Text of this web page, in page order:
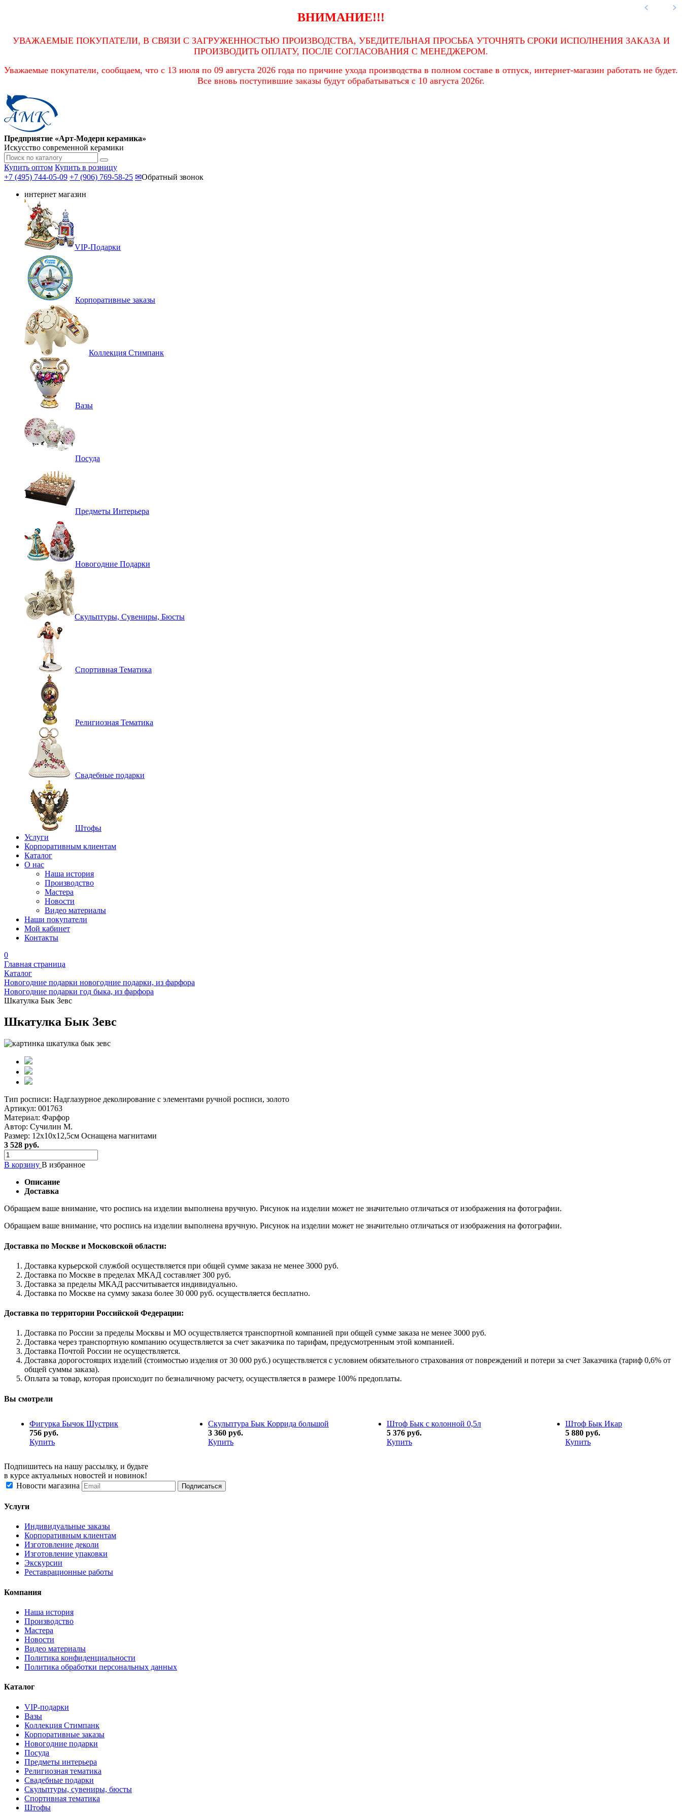
ВНИМАНИЕ!!!
УВАЖАЕМЫЕ ПОКУПАТЕЛИ, В СВЯЗИ С ЗАГРУЖЕННОСТЬЮ ПРОИЗВОДСТВА, УБЕДИТЕЛЬНАЯ ПРОСЬБА УТОЧНЯТЬ СРОКИ ИСПОЛНЕНИЯ ЗАКАЗА И
ПРОИЗВОДИТЬ ОПЛАТУ, ПОСЛЕ СОГЛАСОВАНИЯ С МЕНЕДЖЕРОМ.
Уважаемые покупатели, сообщаем, что с 13 июля по 09 августа 2026 года по причине ухода производства в полном составе в отпуск, интернет-магазин работать не будет.
Все вновь поступившие заказы будут обрабатываться с 10 августа 2026г.
Предприятие «Арт-Модерн керамика»
Искусство современной керамики
Купить оптом Купить в розницу
+7 (495) 744-05-09 +7 (906) 769-58-25 ✉Обратный звонок
интернет магазин
VIP-Подарки
Корпоративные заказы
Коллекция Стимпанк
Вазы
Посуда
Предметы Интерьера
Новогодние Подарки
Скульптуры, Сувениры, Бюсты
Спортивная Тематика
Религиозная Тематика
Свадебные подарки
Штофы
Услуги
Корпоративным клиентам
Каталог
О нас
Наша история
Производство
Мастера
Новости
Видео материалы
Наши покупатели
Мой кабинет
Контакты
0
Главная страница
Каталог
Новогодние подарки новогодние подарки, из фарфора
Новогодние подарки год быка, из фарфора
Шкатулка Бык Зевс
Шкатулка Бык Зевс
Тип росписи: Надглазурное деколирование с элементами ручной росписи, золото
Артикул: 001763
Материал: Фарфор
Автор: Сучилин М.
Размер: 12х10х12,5см Оснащена магнитами
3 528 руб.
В корзину В избранное
Описание
Доставка
Обращаем ваше внимание, что роспись на изделии выполнена вручную. Рисунок на изделии может не значительно отличаться от изображения на фотографии.
Обращаем ваше внимание, что роспись на изделии выполнена вручную. Рисунок на изделии может не значительно отличаться от изображения на фотографии.
Доставка по Москве и Московской области:
Доставка курьерской службой осуществляется при общей сумме заказа не менее 3000 руб.
Доставка по Москве в пределах МКАД составляет 300 руб.
Доставка за пределы МКАД рассчитывается индивидуально.
Доставка по Москве на сумму заказа более 30 000 руб. осуществляется бесплатно.
Доставка по территории Российской Федерации:
Доставка по России за пределы Москвы и МО осуществляется транспортной компанией при общей сумме заказа не менее 3000 руб.
Доставка через транспортную компанию осуществляется за счет заказчика по тарифам, предусмотренным этой компанией.
Доставка Почтой России не осуществляется.
Доставка дорогостоящих изделий (стоимостью изделия от 30 000 руб.) осуществляется с условием обязательного страхования от повреждений и потери за счет Заказчика (тариф 0,6% от
общей суммы заказа).
Оплата за товар, которая происходит по безналичному расчету, осуществляется в размере 100% предоплаты.
Вы смотрели
Фигурка Бычок Шустрик
756 руб.
Купить
Скульптура Бык Коррида большой
3 360 руб.
Купить
Штоф Бык с колонной 0,5л
5 376 руб.
Купить
Штоф Бык Икар
5 880 руб.
Купить
Подпишитесь на нашу рассылку, и будьте
в курсе актуальных новостей и новинок!
Новости магазина
Услуги
Индивидуальные заказы
Корпоративным клиентам
Изготовление деколи
Изготовление упаковки
Экскурсии
Реставрационные работы
Компания
Наша история
Производство
Мастера
Новости
Видео материалы
Политика конфиденциальности
Политика обработки персональных данных
Каталог
VIP-подарки
Вазы
Коллекция Стимпанк
Корпоративные заказы
Новогодние подарки
Посуда
Предметы интерьера
Религиозная тематика
Свадебные подарки
Скульптуры, сувениры, бюсты
Спортивная тематика
Штофы